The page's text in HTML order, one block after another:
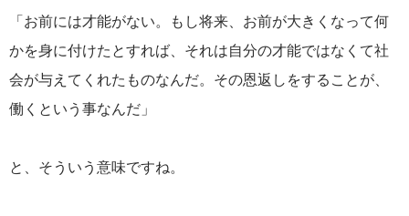
「お前には才能がない。もし将来、お前が大きくなって何
かを身に付けたとすれば、それは自分の才能ではなくて社
会が与えてくれたものなんだ。その恩返しをすることが、
働くという事なんだ」
と、そういう意味ですね。